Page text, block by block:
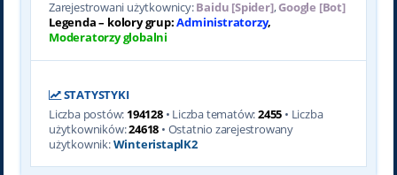
Zarejestrowani użytkownicy:Baidu [Spider],Google [Bot]
Legenda – kolory grup:Administratorzy,
Moderatorzy globalni
STATYSTYKI
Liczba postów: 194128• Liczba tematów:2455 • Liczba
użytkowników:24618 • Ostatnio zarejestrowany
użytkownik:WinteristaplK2